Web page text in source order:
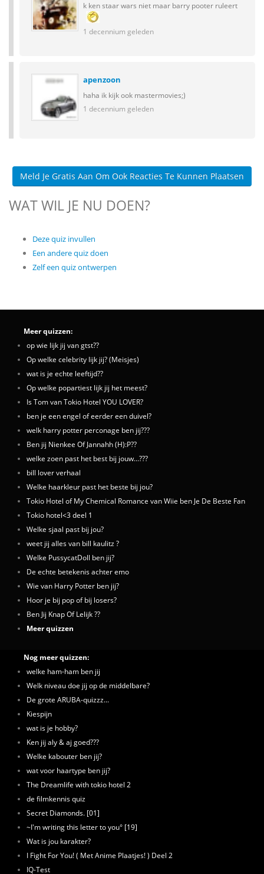
k ken staar wars niet maar barry pooter ruleert
1 decennium geleden
apenzoon
haha ik kijk ook mastermovies;)
1 decennium geleden
Meld Je Gratis Aan Om Ook Reacties Te Kunnen Plaatsen
WAT WIL JE NU DOEN?
Deze quiz invullen
Een andere quiz doen
Zelf een quiz ontwerpen
Meer quizzen:
op wie lijk jij van gtst??
Op welke celebrity lijk jij? (Meisjes)
wat is je echte leeftijd??
Op welke popartiest lijk jij het meest?
Is Tom van Tokio Hotel YOU LOVER?
ben je een engel of eerder een duivel?
welk harry potter perconage ben jij???
Ben jij Nienkee Of Jannahh (H):P??
welke zoen past het best bij jouw...???
bill lover verhaal
Welke haarkleur past het beste bij jou?
Tokio Hotel of My Chemical Romance van Wiie ben Je De Beste Fan
Tokio hotel<3 deel 1
Welke sjaal past bij jou?
weet jij alles van bill kaulitz ?
Welke PussycatDoll ben jij?
De echte betekenis achter emo
Wie van Harry Potter ben jij?
Hoor je bij pop of bij losers?
Ben Jij Knap Of Lelijk ??
Meer quizzen
Nog meer quizzen:
welke ham-ham ben jij
Welk niveau doe jij op de middelbare?
De grote ARUBA-quizzz...
Kiespijn
wat is je hobby?
Ken jij aly & aj goed???
Welke kabouter ben jij?
wat voor haartype ben jij?
The Dreamlife with tokio hotel 2
de filmkennis quiz
Secret Diamonds. [01]
~I'm writing this letter to you° [19]
Wat is jou karakter?
I Fight For You! ( Met Anime Plaatjes! ) Deel 2
IQ-Test